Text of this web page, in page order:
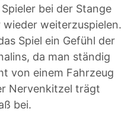
bei der Stange
weiterzuspielen.
Spiel ein Gefühl der
da man ständig
von einem Fahrzeug
Nervenkitzel trägt
bei.